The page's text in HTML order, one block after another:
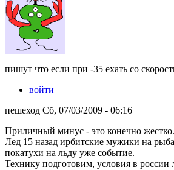
пишут что если при -35 ехать со
войти
пешеход Сб, 07/03/2009 - 06:16
Приличный минус - это конечно
Лед 15 назад ирбитские мужики на
покатухи на льду уже событие.
Технику подготовим, условия в